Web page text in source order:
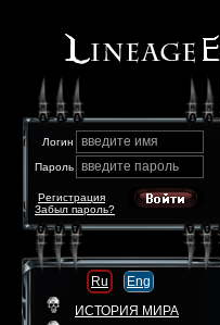
Логин введите имя
Пароль введите пароль
Забыл пароль?
Регистрация
Ru
Eng
ИСТОРИЯ МИРА